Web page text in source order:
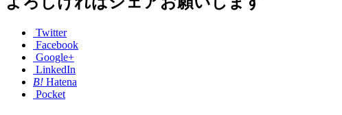
Twitter
Facebook
Google+
LinkedIn
B! Hatena
Pocket